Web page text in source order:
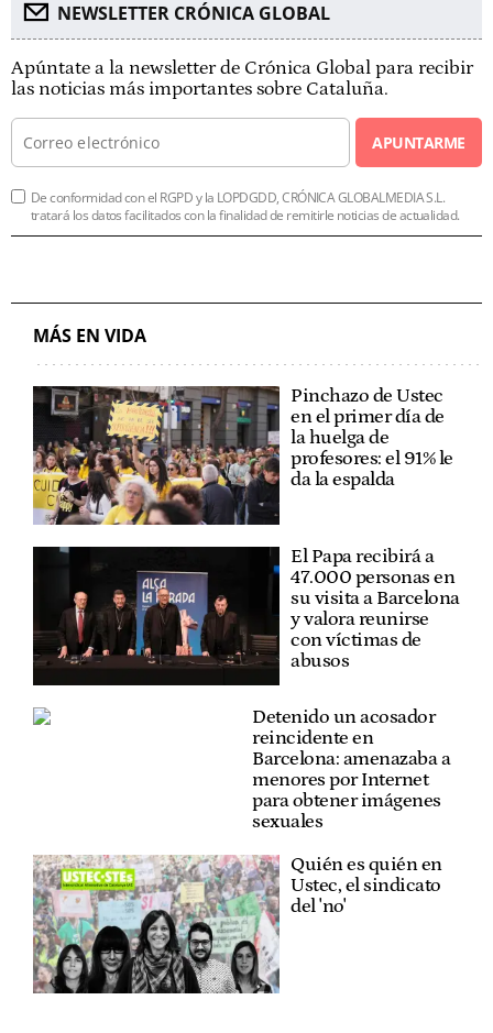
NEWSLETTER CRÓNICA GLOBAL
Apúntate a la newsletter de Crónica Global para recibir
las noticias más importantes sobre Cataluña.
APUNTARME
De conformidad con el RGPD y la LOPDGDD, CRÓNICA GLOBALMEDIA S.L.
tratará los datos facilitados con la finalidad de remitirle noticias de actualidad.
MÁS EN VIDA
Pinchazo de Ustec
en el primer día de
la huelga de
profesores: el 91% le
da la espalda
El Papa recibirá a
47.000 personas en
su visita a Barcelona
y valora reunirse
con víctimas de
abusos
Detenido un acosador
reincidente en
Barcelona: amenazaba a
menores por Internet
para obtener imágenes
sexuales
Quién es quién en
Ustec, el sindicato
del 'no'